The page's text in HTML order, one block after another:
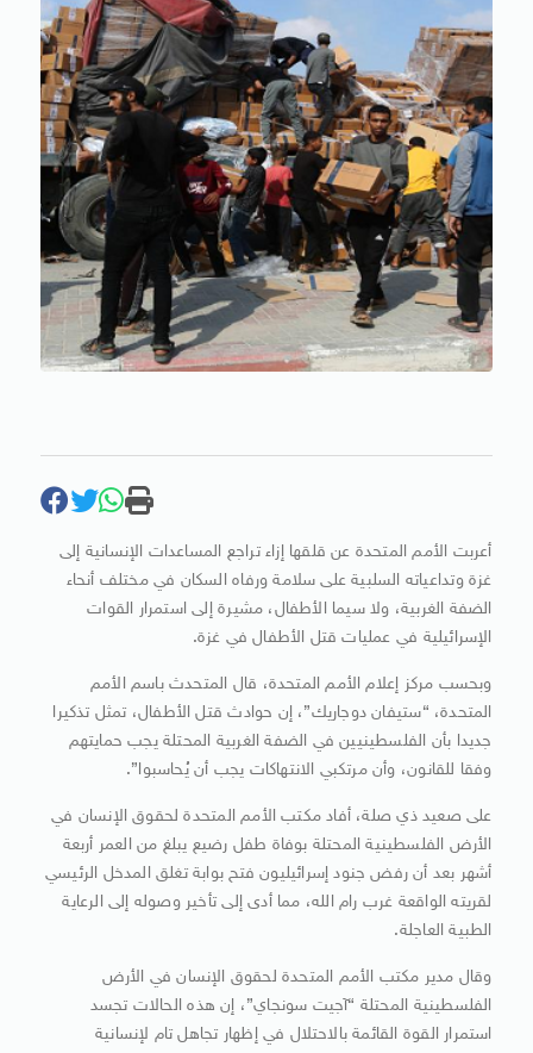
أعربت الأمم المتحدة عن قلقها إزاء تراجع المساعدات الإنسانية إلى
غزة وتداعياته السلبية على سلامة ورفاه السكان في مختلف أنحاء
الضفة الغربية، ولا سيما الأطفال، مشيرة إلى استمرار القوات
الإسرائيلية في عمليات قتل الأطفال في غزة.
وبحسب مركز إعلام الأمم المتحدة، قال المتحدث باسم الأمم
المتحدة، “ستيفان دوجاريك”، إن حوادث قتل الأطفال، تمثل تذكيرا
جديدا بأن الفلسطينيين في الضفة الغربية المحتلة يجب حمايتهم
وفقا للقانون، وأن مرتكبي الانتهاكات يجب أن يُحاسبوا”.
على صعيد ذي صلة، أفاد مكتب الأمم المتحدة لحقوق الإنسان في
الأرض الفلسطينية المحتلة بوفاة طفل رضيع يبلغ من العمر أربعة
أشهر بعد أن رفض جنود إسرائيليون فتح بوابة تغلق المدخل الرئيسي
لقريته الواقعة غرب رام الله، مما أدى إلى تأخير وصوله إلى الرعاية
الطبية العاجلة.
وقال مدير مكتب الأمم المتحدة لحقوق الإنسان في الأرض
الفلسطينية المحتلة “آجيت سونجاي”، إن هذه الحالات تجسد
استمرار القوة القائمة بالاحتلال في إظهار تجاهل تام لإنسانية